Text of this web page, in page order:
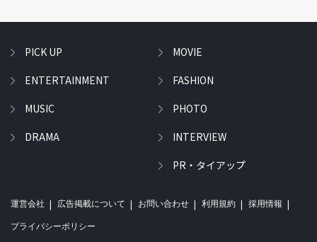
PICK UP
ENTERTAINMENT
MUSIC
DRAMA
MOVIE
FASHION
PHOTO
INTERVIEW
PR・タイアップ
運営会社 広告掲載について お問い合わせ 利用規約 採用情報
プライバシーポリシー